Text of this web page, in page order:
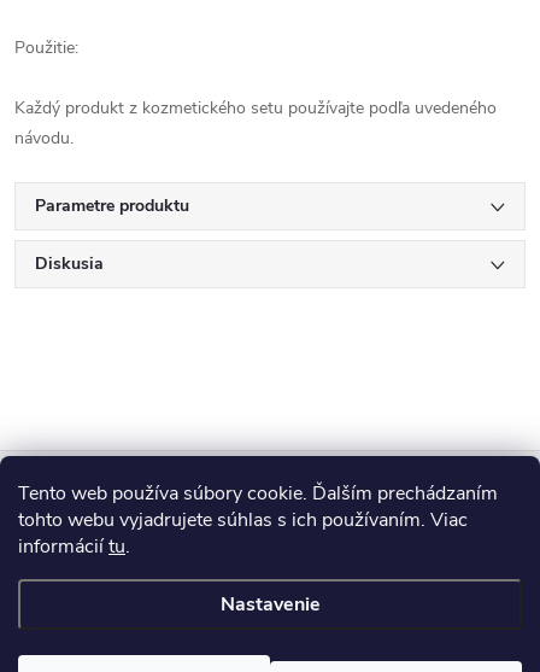
Tento web používa súbory cookie. Ďalším prechádzaním
tohto webu vyjadrujete súhlas s ich používaním. Viac
informáciítu.
Nastavenie
Použitie:
Každý produkt z kozmetického setu používajte podľa uvedeného
návodu.
Parametre produktu
Diskusia
Z
á
p
Blog
Informácie pre vás
. Všetky práva vyhradené.